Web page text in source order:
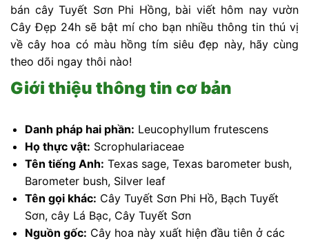
bán cây Tuyết Sơn Phi Hồng, bài viết hôm nay vườn
Cây Đẹp 24h sẽ bật mí cho bạn nhiều thông tin thú vị
về cây hoa có màu hồng tím siêu đẹp này, hãy cùng
theo dõi ngay thôi nào!
Giới thiệu thông tin cơ bản
Danh pháp hai phần: Leucophyllum frutescens
Họ thực vật: Scrophulariaceae
Tên tiếng Anh: Texas sage, Texas barometer bush,
Barometer bush, Silver leaf
Tên gọi khác: Cây Tuyết Sơn Phi Hồ, Bạch Tuyết
Sơn, cây Lá Bạc, Cây Tuyết Sơn
Nguồn gốc: Cây hoa này xuất hiện đầu tiên ở các